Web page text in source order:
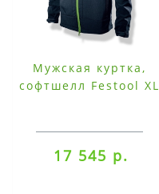
Мужская куртка,
софтшелл Festool XL
17 545 р.